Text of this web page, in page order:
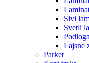
Sivi
Svetli
Lajsne
Parket